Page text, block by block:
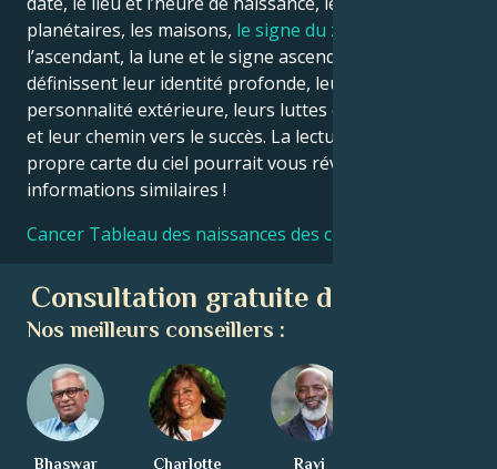
planétaires, les maisons, le signe du zodiaque
l’ascendant, la lune et le signe ascendant – qui
définissent leur identité profonde, leur ego, leur
personnalité extérieure, leurs luttes émotionnelles
et leur chemin vers le succès. La lecture de votre
propre carte du ciel pourrait vous révéler des
informations similaires !
Cancer Tableau des naissances des célébrités
Consultation gratuite d'astrologie
Nos meilleurs conseillers :
Bhaswar Charlotte Ravi